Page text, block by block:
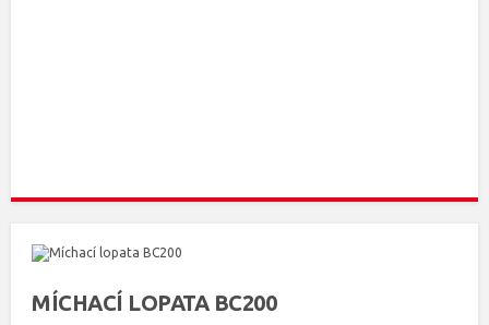
MÍCHACÍ LOPATA BC200